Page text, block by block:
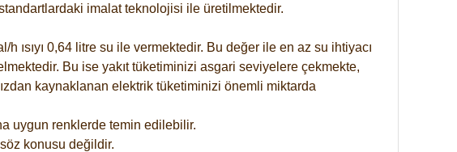
imalat teknolojisi ile üretilmektedir.
ısıyı 0,64 litre su ile vermektedir. Bu değer ile en az su ihtiyacı
Bu ise yakıt tüketiminizi asgari seviyelere çekmekte,
kaynaklanan elektrik tüketiminizi önemli miktarda
uygun renklerde temin edilebilir.
konusu değildir.